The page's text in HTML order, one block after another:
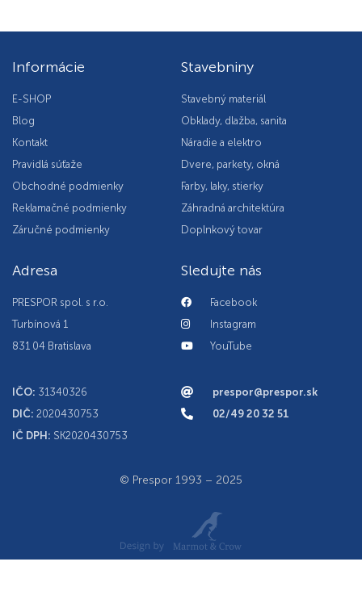
Informácie
E-SHOP
Blog
Kontakt
Pravidlá súťaže
Obchodné podmienky
Reklamačné podmienky
Záručné podmienky
Stavebniny
Stavebný materiál
Obklady, dlažba, sanita
Náradie a elektro
Dvere, parkety, okná
Farby, laky, stierky
Záhradná architektúra
Doplnkový tovar
Adresa
PRESPOR spol. s r.o.
Turbínová 1
831 04 Bratislava
IČO: 31340326
DIČ: 2020430753
IČ DPH: SK2020430753
Sledujte nás
Facebook
Instagram
YouTube
prespor@prespor.sk
02/49 20 32 51
© Prespor 1993 – 2025